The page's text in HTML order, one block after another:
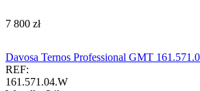
‍7 800‍ zł
Davosa Ternos Professional GMT
REF:
161.571.04.W